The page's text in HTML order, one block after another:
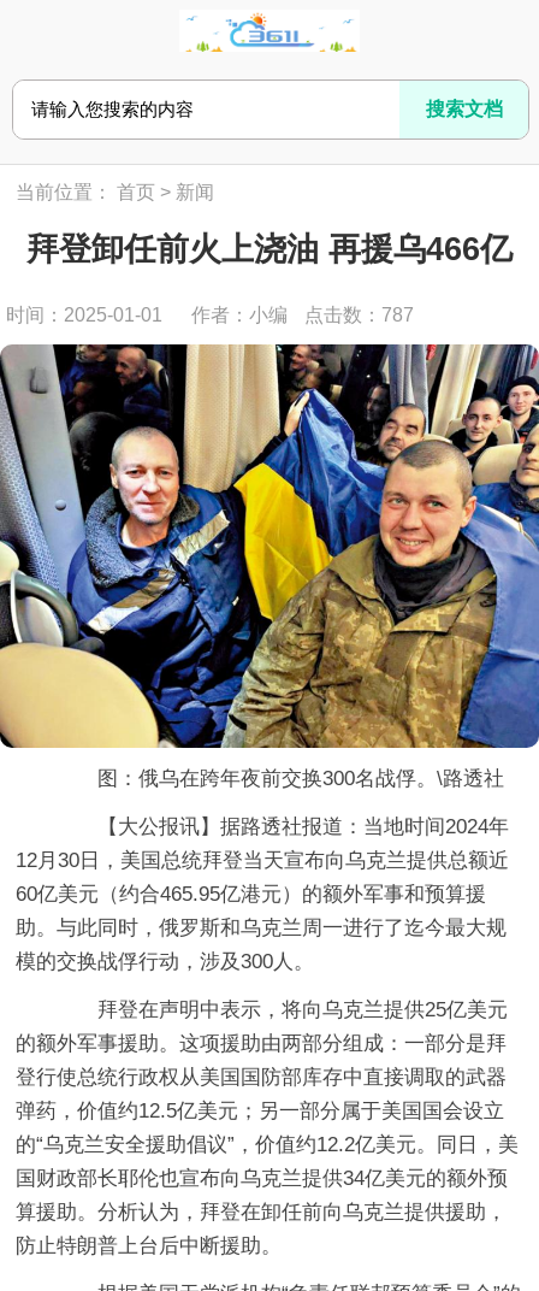
当前位置：首页 > 新闻
拜登卸任前火上浇油 再援乌466亿
时间：2025-01-01 作者：小编 点击数： 787
图：俄乌在跨年夜前交换300名战俘。\路透社
【大公报讯】据路透社报道：当地时间2024年
12月30日，美国总统拜登当天宣布向乌克兰提供总额近
60亿美元（约合465.95亿港元）的额外军事和预算援
助。与此同时，俄罗斯和乌克兰周一进行了迄今最大规
模的交换战俘行动，涉及300人。
拜登在声明中表示，将向乌克兰提供25亿美元
的额外军事援助。这项援助由两部分组成：一部分是拜
登行使总统行政权从美国国防部库存中直接调取的武器
弹药，价值约12.5亿美元；另一部分属于美国国会设立
的“乌克兰安全援助倡议”，价值约12.2亿美元。同日，美
国财政部长耶伦也宣布向乌克兰提供34亿美元的额外预
算援助。分析认为，拜登在卸任前向乌克兰提供援助，
防止特朗普上台后中断援助。